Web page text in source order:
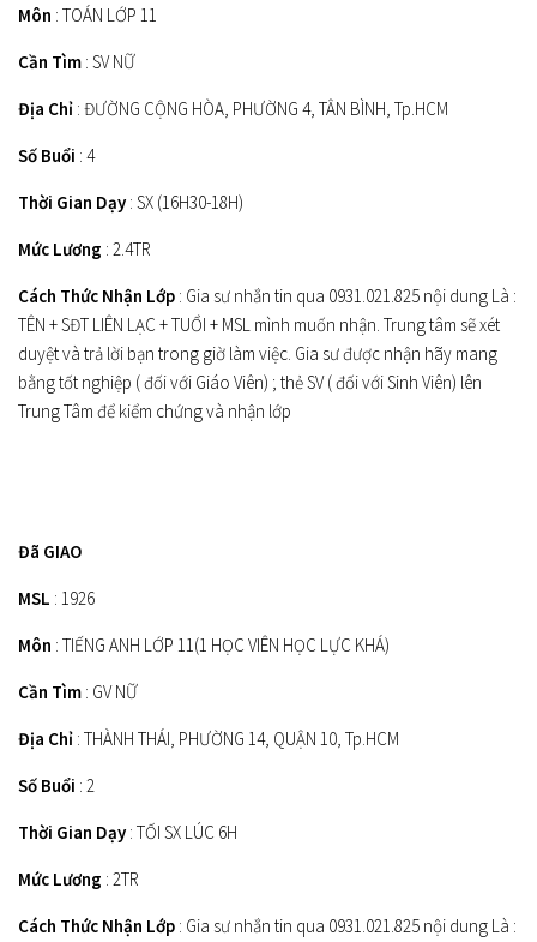
Môn : TOÁN LỚP 11
Cần Tìm : SV NỮ
Địa Chỉ : ĐƯỜNG CỘNG HÒA, PHƯỜNG 4, TÂN BÌNH, Tp.HCM
Số Buổi : 4
Thời Gian Dạy : SX (16H30-18H)
Mức Lương : 2.4TR
Cách Thức Nhận Lớp : Gia sư nhắn tin qua 0931.021.825 nội dung Là :
TÊN + SĐT LIÊN LẠC + TUỔI + MSL mình muốn nhận. Trung tâm sẽ xét
duyệt và trả lời bạn trong giờ làm việc. Gia sư được nhận hãy mang
bằng tốt nghiệp ( đối với Giáo Viên) ; thẻ SV ( đối với Sinh Viên) lên
Trung Tâm để kiểm chứng và nhận lớp
Đã GIAO
MSL : 1926
Môn : TIẾNG ANH LỚP 11(1 HỌC VIÊN HỌC LỰC KHÁ)
Cần Tìm : GV NỮ
Địa Chỉ : THÀNH THÁI, PHƯỜNG 14, QUẬN 10, Tp.HCM
Số Buổi : 2
Thời Gian Dạy : TỐI SX LÚC 6H
Mức Lương : 2TR
Cách Thức Nhận Lớp : Gia sư nhắn tin qua 0931.021.825 nội dung Là :